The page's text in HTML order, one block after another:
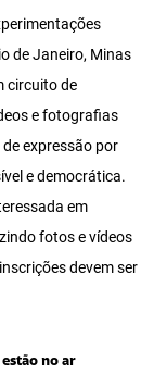
de Janeiro, Minas
circuito de
e fotografias
expressão por
e democrática.
em
fotos e vídeos
devem ser
no ar